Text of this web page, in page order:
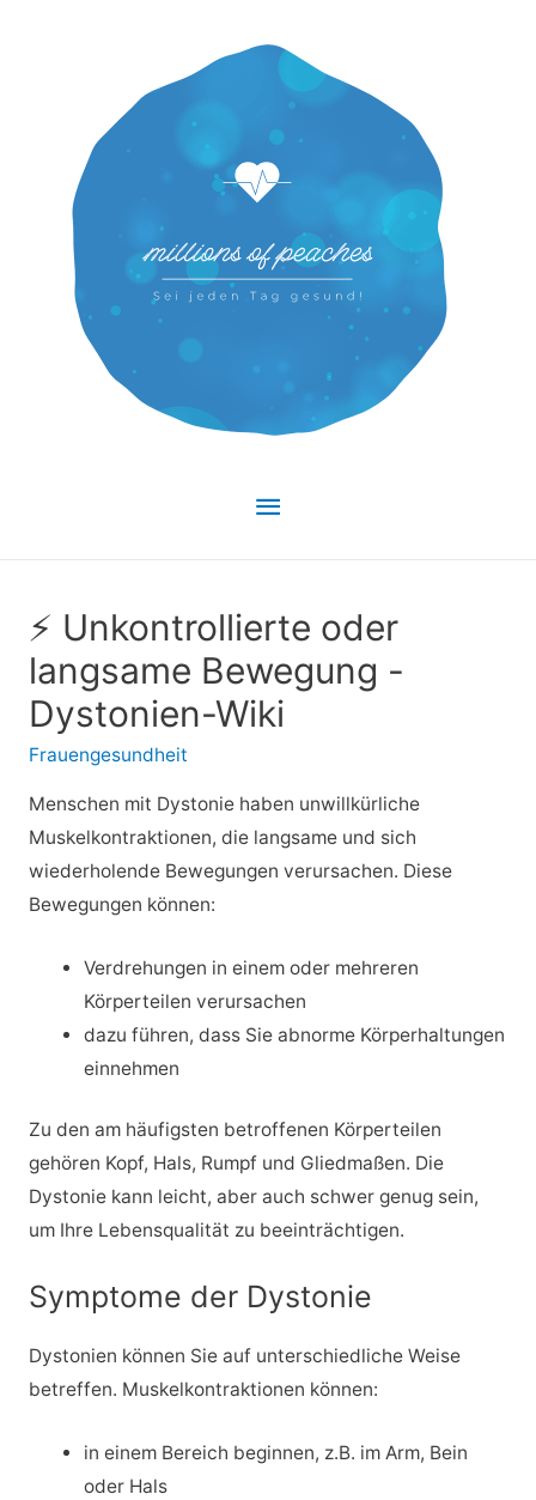
Hauptmenü
⚡ Unkontrollierte oder
langsame Bewegung -
Dystonien-Wiki
Frauengesundheit
Menschen mit Dystonie haben unwillkürliche
Muskelkontraktionen, die langsame und sich
wiederholende Bewegungen verursachen. Diese
Bewegungen können:
Verdrehungen in einem oder mehreren
Körperteilen verursachen
dazu führen, dass Sie abnorme Körperhaltungen
einnehmen
Zu den am häufigsten betroffenen Körperteilen
gehören Kopf, Hals, Rumpf und Gliedmaßen. Die
Dystonie kann leicht, aber auch schwer genug sein,
um Ihre Lebensqualität zu beeinträchtigen.
Symptome der Dystonie
Dystonien können Sie auf unterschiedliche Weise
betreffen. Muskelkontraktionen können:
in einem Bereich beginnen, z.B. im Arm, Bein
oder Hals